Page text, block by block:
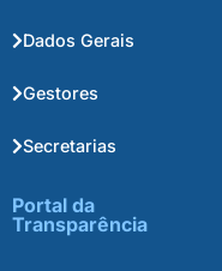
Dados Gerais
Gestores
Secretarias
Portal da
Transparência